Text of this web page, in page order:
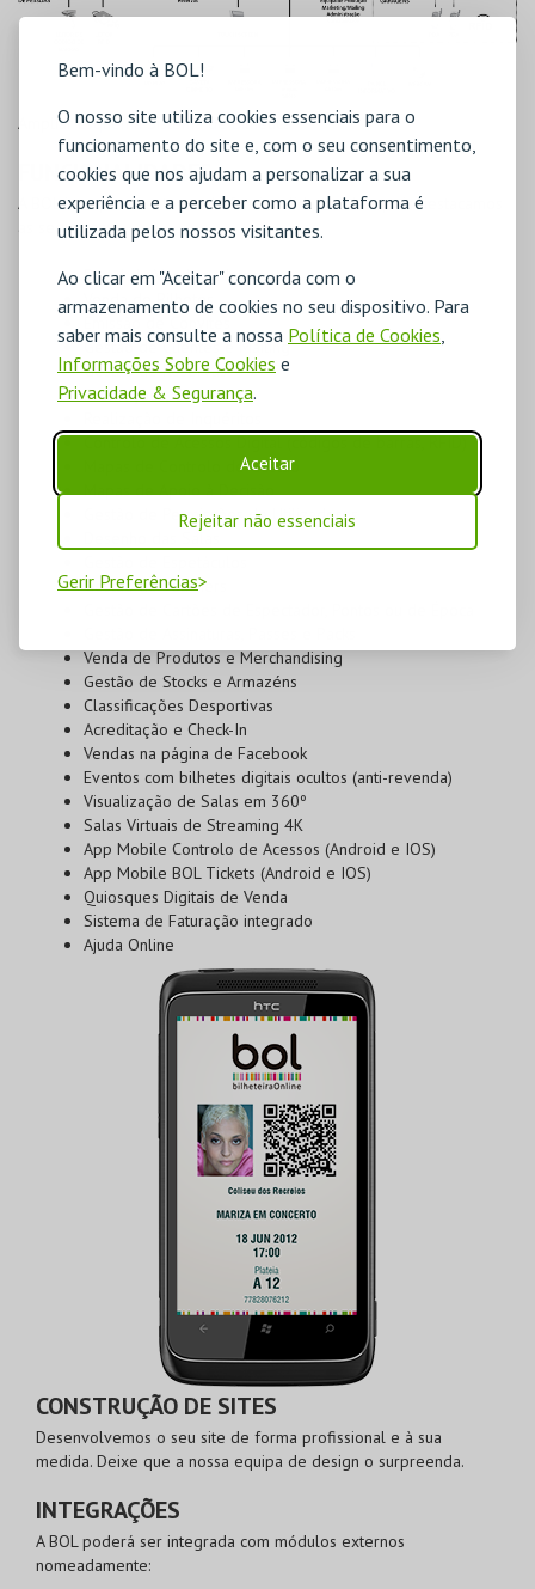
Bem-vindo à BOL!
O nosso site utiliza cookies essenciais para o
funcionamento do site e, com o seu consentimento,
cookies que nos ajudam a personalizar a sua
experiência e a perceber como a plataforma é
utilizada pelos nossos visitantes.
Ao clicar em "Aceitar" concorda com o
armazenamento de cookies no seu dispositivo. Para
saber mais consulte a nossa Política de Cookies
Informações Sobre Cookies e
Privacidade & Segurança.
Aceitar
Rejeitar não essenciais
Gerir Preferências
AmpliarEsquema Sistema de Bilhética
FUNCIONALIDADES
A BOL incorpora centenas de funcionalidades das quais destacamos
as seguintes:
Portal de Venda na Internet
Venda de Bilhetes
Gestão de Clientes e Mailing
Gestão de Reservas
Promoções, Concursos
Controlo de Acessos Digital (códigos de barras, RFID)
Mapas de Controlo de Gestão
Mapas de Apoio à Decisão
Gestão de Permissões de Utilizadores
Desenho das Salas
Gestão de Vouchers
Venda de Produtos e Merchandising
Gestão de Stocks e Armazéns
Classificações Desportivas
Acreditação e Check-In
Vendas na página de Facebook
Eventos com bilhetes digitais ocultos (anti-revenda)
Visualização de Salas em 360º
Salas Virtuais de Streaming 4K
App Mobile Controlo de Acessos (Android e IOS)
App Mobile BOL Tickets (Android e IOS)
Quiosques Digitais de Venda
Sistema de Faturação integrado
Ajuda Online
CONSTRUÇÃO DE SITES
Desenvolvemos o seu site de forma profissional e à sua
medida. Deixe que a nossa equipa de design o surpreenda.
INTEGRAÇÕES
A BOL poderá ser integrada com módulos externos
nomeadamente: